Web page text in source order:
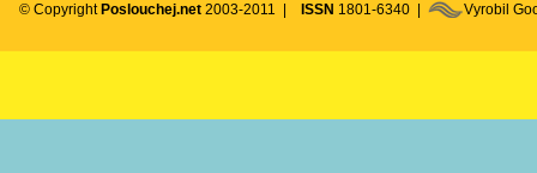
© Copyright Poslouchej.net 2003-2011 | ISSN 1801-6340 | Vyrobil